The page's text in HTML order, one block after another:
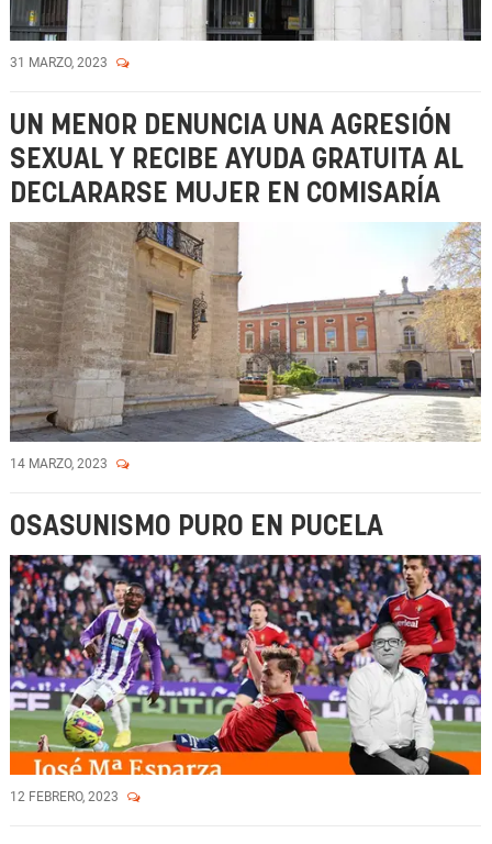
31 MARZO, 2023
UN MENOR DENUNCIA UNA AGRESIÓN
SEXUAL Y RECIBE AYUDA GRATUITA AL
DECLARARSE MUJER EN COMISARÍA
14 MARZO, 2023
OSASUNISMO PURO EN PUCELA
12 FEBRERO, 2023